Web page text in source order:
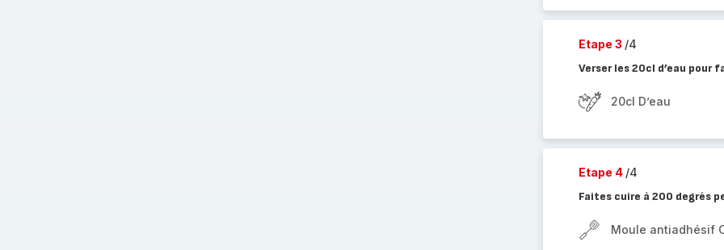
Etape 3 /4
Verser les 20cl d’eau pour
20cl D’eau
Etape 4 /4
Faites cuire à 200 degrés
Moule antiadhésif